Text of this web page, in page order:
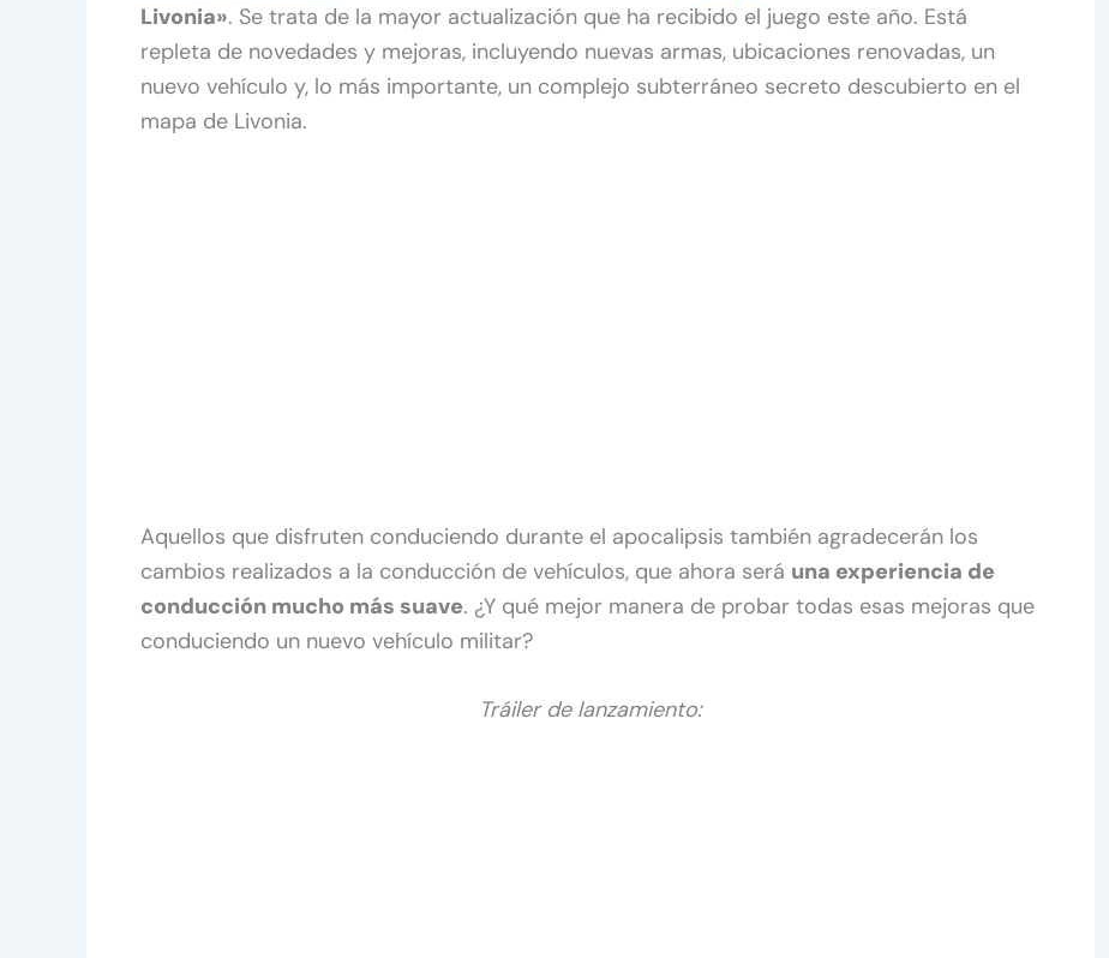
Livonia». Se trata de la mayor actualización que ha recibido el juego este año. Está
repleta de novedades y mejoras, incluyendo nuevas armas, ubicaciones renovadas, un
nuevo vehículo y, lo más importante, un complejo subterráneo secreto descubierto en el
mapa de Livonia.
Aquellos que disfruten conduciendo durante el apocalipsis también agradecerán los
cambios realizados a la conducción de vehículos, que ahora será una experiencia de
conducción mucho más suave. ¿Y qué mejor manera de probar todas esas mejoras que
conduciendo un nuevo vehículo militar?
Tráiler de lanzamiento: